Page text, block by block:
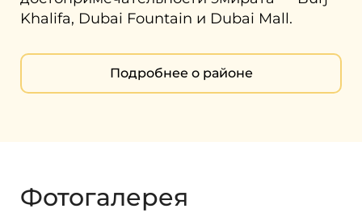
Khalifa, Dubai Fountain и Dubai Mall.
Подробнее о районе
Фотогалерея